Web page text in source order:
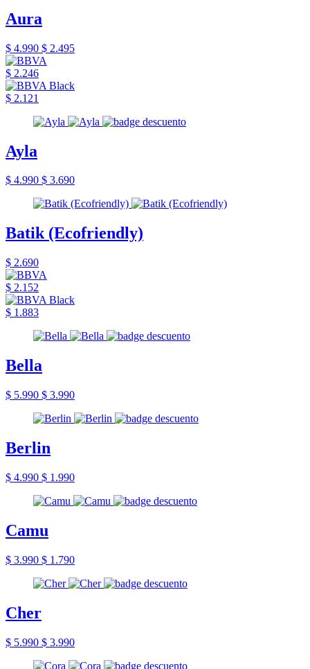
Aura
$ 4.990 $ 2.495
$ 2.246
$ 2.121
Ayla
$ 4.990 $ 3.690
Batik (Ecofriendly)
$ 2.690
$ 2.152
$ 1.883
Bella
$ 5.990 $ 3.990
Berlin
$ 4.990 $ 1.990
Camu
$ 3.990 $ 1.790
Cher
$ 5.990 $ 3.990